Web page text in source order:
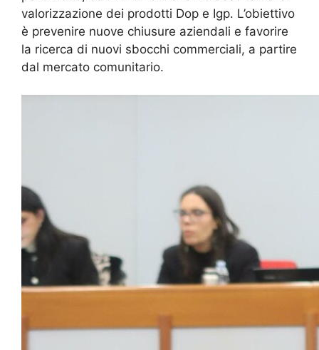
valorizzazione dei prodotti Dop e Igp. L’obiettivo
è prevenire nuove chiusure aziendali e favorire
la ricerca di nuovi sbocchi commerciali, a partire
dal mercato comunitario.